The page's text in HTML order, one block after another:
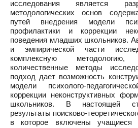
исследования является
методологических основ
путей внедрения модели
профилактики и коррекции
поведения младших школьников.
и эмпирической части
комплексную
количественные методы
подход дает возможность
модели психолого-
коррекции неконструктивных
школьников. В настоящей
результаты поисково-
в которое включены учащиеся